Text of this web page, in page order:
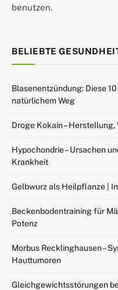
benutzen.
BELIEBTE
Blasenentzündung: Diese
natürlichem Weg
Droge Kokain –
Hypochondrie – Ursachen
Krankheit
Gelbwurz als Heilpflanze |
Beckenbodentraining für
Potenz
Morbus Recklinghausen –
Hauttumoren
Gleichgewichtsstörungen